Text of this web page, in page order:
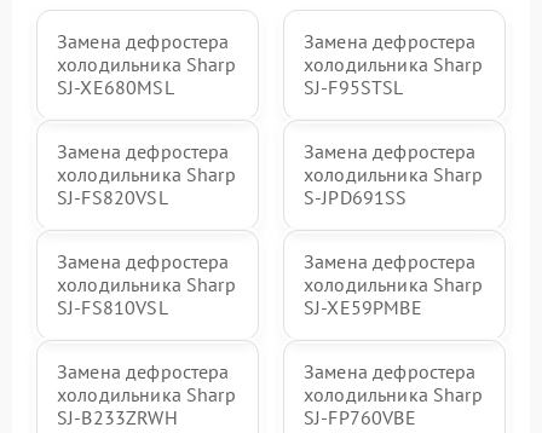
Замена дефростера
холодильника Sharp
SJ-XE680MSL
Замена дефростера
холодильника Sharp
SJ-F95STSL
Замена дефростера
холодильника Sharp
SJ-FS820VSL
Замена дефростера
холодильника Sharp
S-JPD691SS
Замена дефростера
холодильника Sharp
SJ-FS810VSL
Замена дефростера
холодильника Sharp
SJ-XE59PMBE
Замена дефростера
холодильника Sharp
SJ-B233ZRWH
Замена дефростера
холодильника Sharp
SJ-FP760VBE